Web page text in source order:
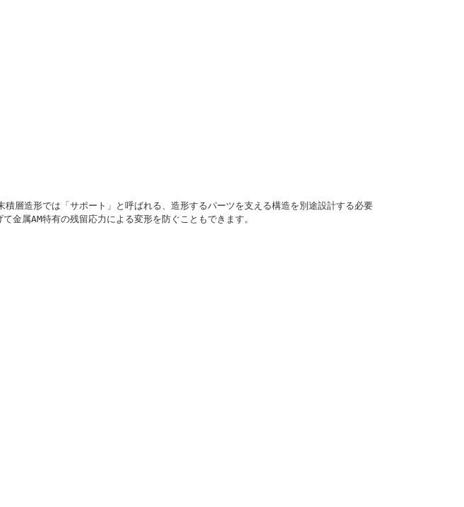
層造形では「サポート」と呼ばれる、造形するパーツを支える構造を別途設計する必要
金属AM特有の残留応力による変形を防ぐこともできます。